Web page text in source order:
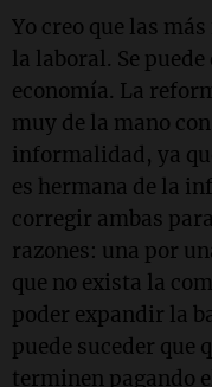
Yo creo que las
la laboral. Se
economía. La
muy de la mano
informalidad, ya
es hermana de la
corregir ambas
razones: una por
que no exista la
poder expandir la
puede suceder que
terminen pagando